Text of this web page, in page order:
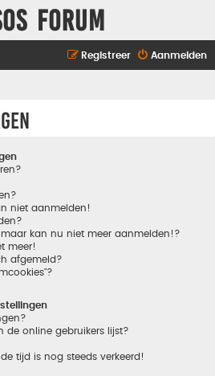
Forum
Aanmelden
Registreer
niet aanmelden!
maar kan nu niet meer aanmelden!?
meer!
afgemeld?
de online gebruikers lijst?
tijd is nog steeds verkeerd!